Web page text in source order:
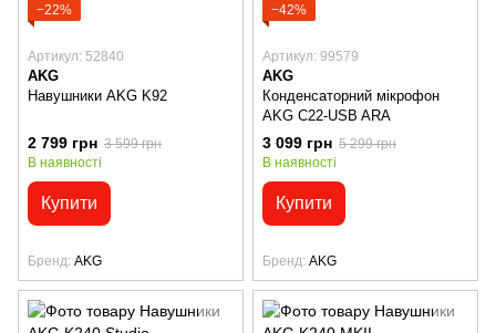
−22%
Артикул: 52840
AKG
Навушники AKG K92
2 799 грн 3 599 грн
В наявності
Купити
Бренд AKG
−42%
Артикул: 99579
AKG
Конденсаторний мікрофон
AKG C22-USB ARA
3 099 грн 5 299 грн
В наявності
Купити
Бренд AKG